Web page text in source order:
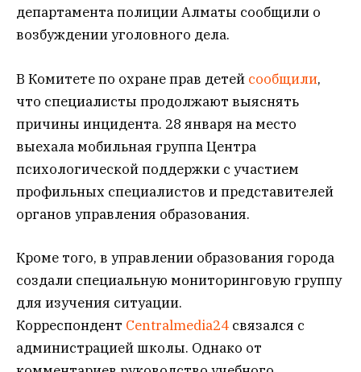
департамента полиции Алматы сообщили о
возбуждении уголовного дела.
В Комитете по охране прав детей сообщили,
что специалисты продолжают выяснять
причины инцидента. 28 января на место
выехала мобильная группа Центра
психологической поддержки с участием
профильных специалистов и представителей
органов управления образования.
Кроме того, в управлении образования города
создали специальную мониторинговую группу
для изучения ситуации.
Корреспондент Centralmedia24 связался с
администрацией школы. Однако от